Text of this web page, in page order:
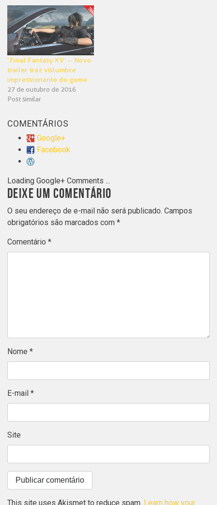
‘Final Fantasy XV’ – Novo
trailer traz vislumbre
impressionante do game
27 de outubro de 2016
Post similar
COMENTÁRIOS
Google+
Facebook
Loading Google+ Comments ...
DEIXE UM COMENTÁRIO
O seu endereço de e-mail não será publicado. Campos
obrigatórios são marcados com *
Comentário *
Nome *
E-mail *
Site
This site uses Akismet to reduce spam. Learn how your